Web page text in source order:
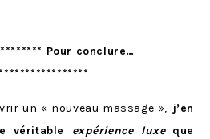
Pour conclure…
un « nouveau massage », j’en
véritable expérience luxe que